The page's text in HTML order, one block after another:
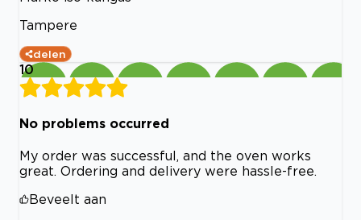
Tampere
delen
10
No problems occurred
My order was successful, and the oven works
great. Ordering and delivery were hassle-free.
Beveelt aan